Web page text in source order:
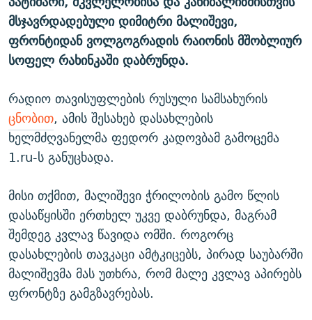
მსჯავრდადებული დიმიტრი მალიშევი,
ფრონტიდან ვოლგოგრადის რაიონის მშობლიურ
სოფელ რახინკაში დაბრუნდა.
რადიო თავისუფლების რუსული სამსახურის
ცნობით, ამის შესახებ დასახლების
ხელმძღვანელმა ფედორ კადოვბამ გამოცემა
1.ru-ს განუცხადა.
მისი თქმით, მალიშევი ჭრილობის გამო წლის
დასაწყისში ერთხელ უკვე დაბრუნდა, მაგრამ
შემდეგ კვლავ წავიდა ომში. როგორც
დასახლების თავკაცი ამტკიცებს, პირად საუბარში
მალიშევმა მას უთხრა, რომ მალე კვლავ აპირებს
ფრონტზე გამგზავრებას.